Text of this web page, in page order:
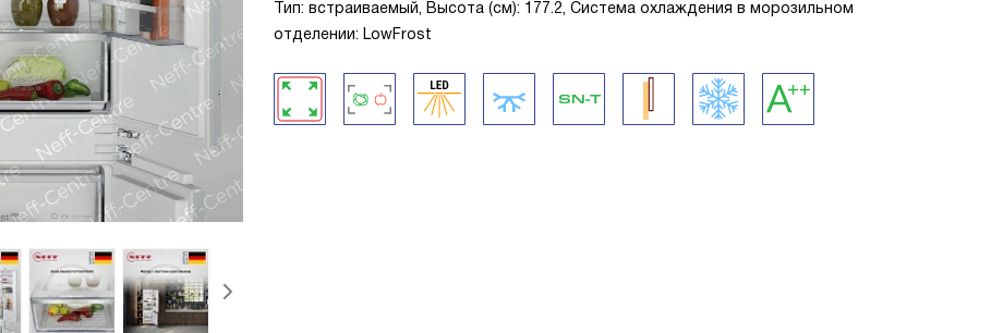
Тип: встраиваемый, Высота (см): 177.2, Система охлаждения в морозильном
отделении: LowFrost